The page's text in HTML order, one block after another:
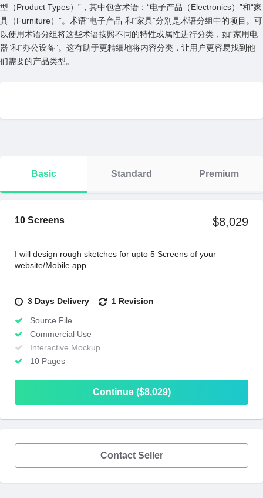
型（Product Types）”，其中包含术语：“电⼦产品（Electronics）”和“家
具（Furniture）”。术语“电⼦产品”和“家具”分别是术语分组中的项⽬。可
以使⽤术语分组将这些术语按照不同的特性或属性进⾏分类，如“家⽤电
器”和“办公设备”。这有助于更精细地将内容分类，让⽤户更容易找到他
们需要的产品类型。
Basic Standard Premium
10 Screens $8,029
I will design rough sketches for upto 5 Screens of your
website/Mobile app.
3 Days Delivery 1 Revision
Source File
Commercial Use
Interactive Mockup
10 Pages
Continue ($8,029)
Contact Seller